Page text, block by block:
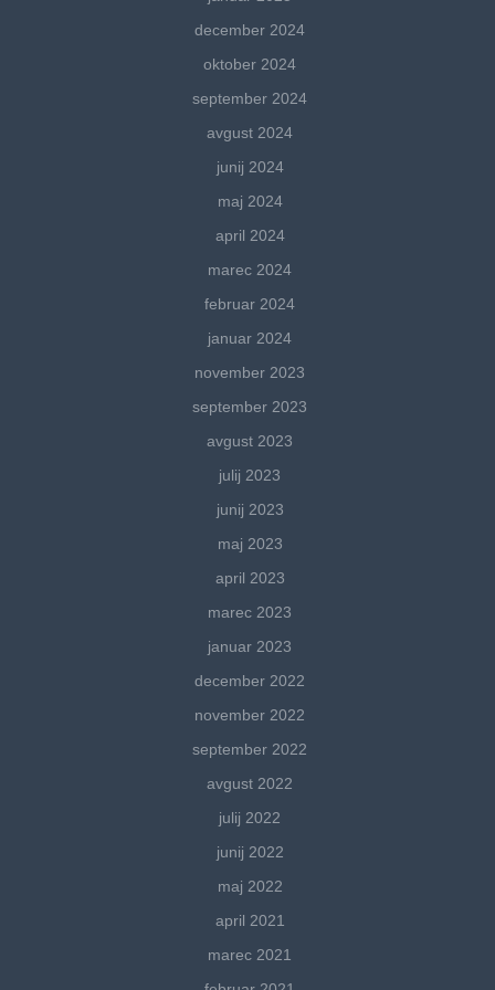
december 2024
oktober 2024
september 2024
avgust 2024
junij 2024
maj 2024
april 2024
marec 2024
februar 2024
januar 2024
november 2023
september 2023
avgust 2023
julij 2023
junij 2023
maj 2023
april 2023
marec 2023
januar 2023
december 2022
november 2022
september 2022
avgust 2022
julij 2022
junij 2022
maj 2022
april 2021
marec 2021